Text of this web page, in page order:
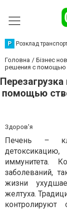
Р Розклад
Головна Бізнес
решения с помощью
помощью
Здоров'я
Печень –
иммунитета.
заболеваний,
жизни
желтуха.